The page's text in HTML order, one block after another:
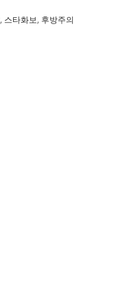
, 스타화보, 후방주의